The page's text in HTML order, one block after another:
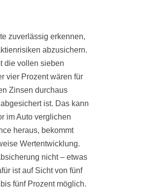
zuverlässig erkennen,
abzusichern.
die vollen sieben
vier Prozent wären für
Zinsen durchaus
ist. Das kann
im Auto verglichen
heraus, bekommt
Wertentwicklung.
nicht – etwas
ist auf Sicht von fünf
fünf Prozent möglich.